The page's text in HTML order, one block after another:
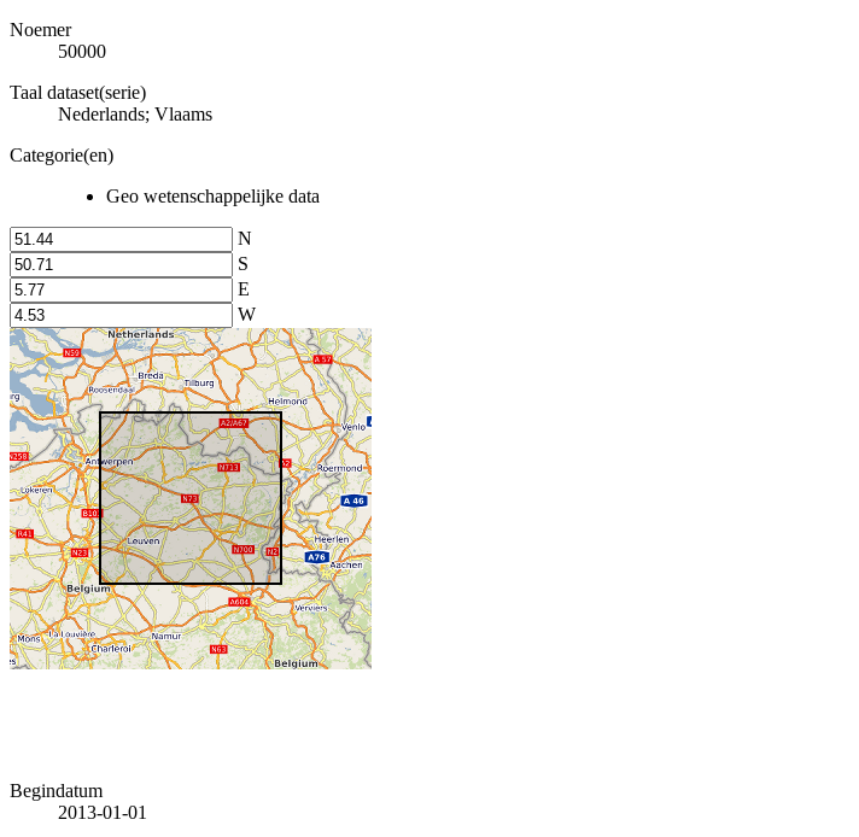
Noemer
50000
Taal dataset(serie)
Nederlands; Vlaams
Categorie(en)
Geo wetenschappelijke data
N
S
E
W
Begindatum
2013-01-01